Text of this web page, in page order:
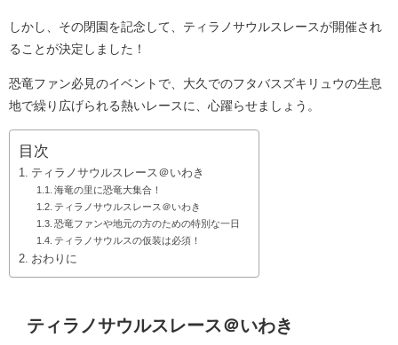
しかし、その閉園を記念して、ティラノサウルスレースが開催され
ることが決定しました！
恐竜ファン必見のイベントで、大久でのフタバスズキリュウの生息
地で繰り広げられる熱いレースに、心躍らせましょう。
目次
ティラノサウルスレース＠いわき
海竜の里に恐竜大集合！
ティラノサウルスレース＠いわき
恐竜ファンや地元の方のための特別な一日
ティラノサウルスの仮装は必須！
おわりに
ティラノサウルスレース＠いわき